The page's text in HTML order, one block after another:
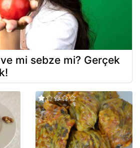
mi sebze mi? Gerçek